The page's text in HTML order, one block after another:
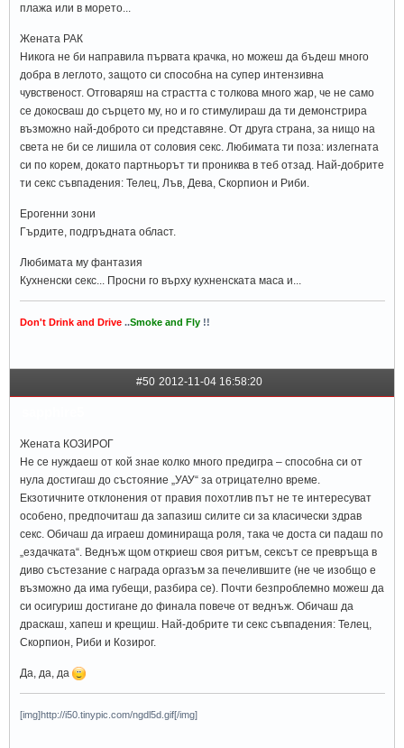
плажа или в морето...
Жената РАК
Никога не би направила първата крачка, но можеш да бъдеш много
добра в леглото, защото си способна на супер интензивна
чувственост. Отговаряш на страстта с толкова много жар, че не само
се докосваш до сърцето му, но и го стимулираш да ти демонстрира
възможно най-доброто си представяне. От друга страна, за нищо на
света не би се лишила от соловия секс. Любимата ти поза: излегната
си по корем, докато партньорът ти прониква в теб отзад. Най-добрите
ти секс съвпадения: Телец, Лъв, Дева, Скорпион и Риби.
Ерогенни зони
Гърдите, подгръдната област.
Любимата му фантазия
Кухненски секс... Просни го върху кухненската маса и...
Don't Drink and Drive ..Smoke and Fly !!
#50 2012-11-04 16:58:20
Жената КОЗИРОГ
Не се нуждаеш от кой знае колко много предигра – способна си от
нула достигаш до състояние „УАУ“ за отрицателно време.
Екзотичните отклонения от правия похотлив път не те интересуват
особено, предпочиташ да запазиш силите си за класически здрав
секс. Обичаш да играеш доминираща роля, така че доста си падаш по
„ездачката“. Веднъж щом откриеш своя ритъм, сексът се превръща в
диво състезание с награда оргазъм за печелившите (не че изобщо е
възможно да има губещи, разбира се). Почти безпроблемно можеш да
си осигуриш достигане до финала повече от веднъж. Обичаш да
драскаш, хапеш и крещиш. Най-добрите ти секс съвпадения: Телец,
Скорпион, Риби и Козирог.
Да, да, да
[img]http://i50.tinypic.com/ngdl5d.gif[/img]